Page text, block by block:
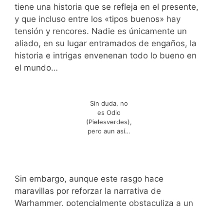
tiene una historia que se refleja en el presente,
y que incluso entre los «tipos buenos» hay
tensión y rencores. Nadie es únicamente un
aliado, en su lugar entramados de engaños, la
historia e intrigas envenenan todo lo bueno en
el mundo…
Sin duda, no
es Odio
(Pielesverdes),
pero aun así…
Sin embargo, aunque este rasgo hace
maravillas por reforzar la narrativa de
Warhammer, potencialmente obstaculiza a un